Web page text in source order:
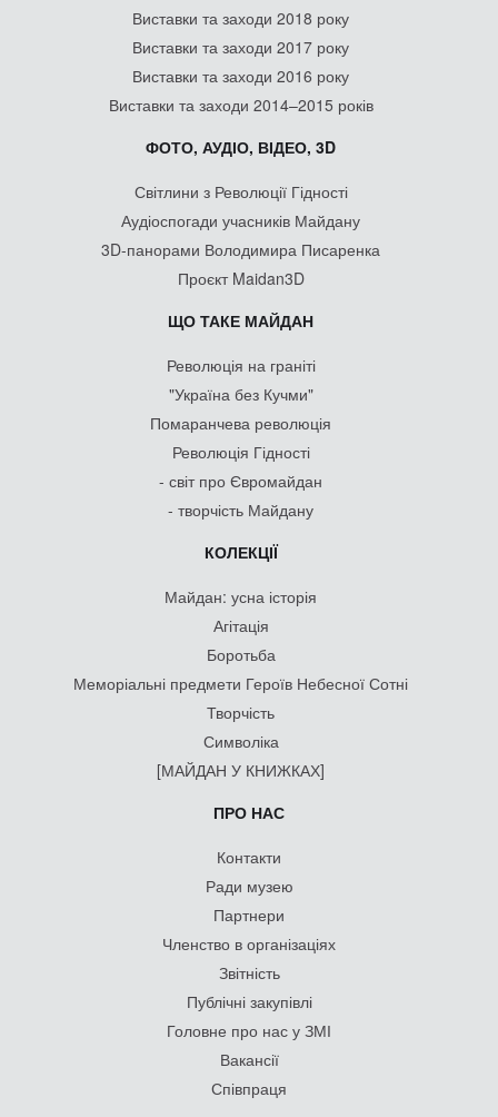
Виставки та заходи 2018 року
Виставки та заходи 2017 року
Виставки та заходи 2016 року
Виставки та заходи 2014–2015 років
ФОТО, АУДІО, ВІДЕО, 3D
Світлини з Революції Гідності
Аудіоспогади учасників Майдану
3D-панорами Володимира Писаренка
Проєкт Maidan3D
ЩО ТАКЕ МАЙДАН
Революція на граніті
"Україна без Кучми"
Помаранчева революція
Революція Гідності
- світ про Євромайдан
- творчість Майдану
КОЛЕКЦІЇ
Майдан: усна історія
Агітація
Боротьба
Меморіальні предмети Героїв Небесної Сотні
Творчість
Символіка
[МАЙДАН У КНИЖКАХ]
ПРО НАС
Контакти
Ради музею
Партнери
Членство в організаціях
Звітність
Публічні закупівлі
Головне про нас у ЗМІ
Вакансії
Співпраця